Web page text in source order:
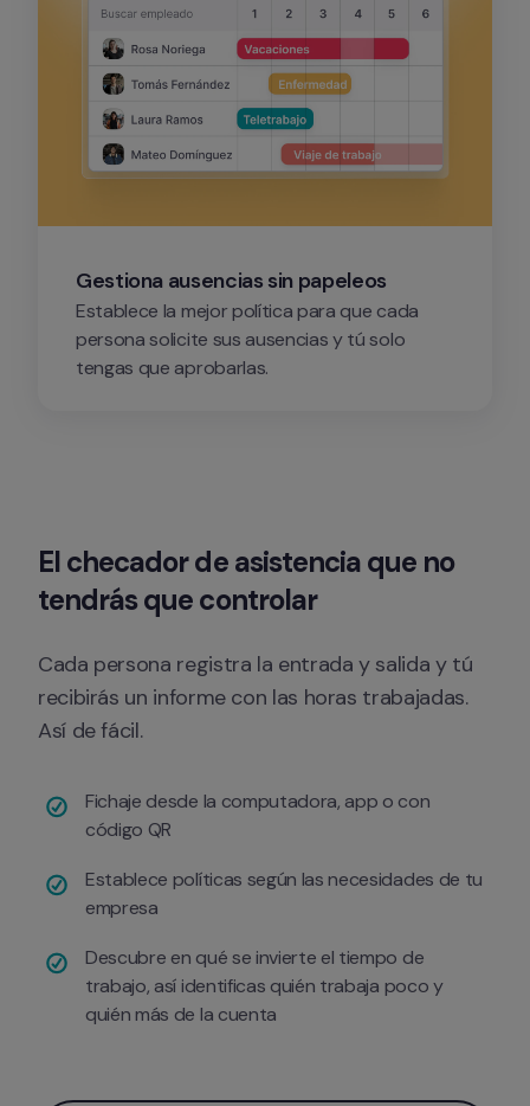
Gestiona ausencias sin papeleos
Establece la mejor política para que cada
persona solicite sus ausencias y tú solo
tengas que aprobarlas.
El checador de asistencia que no
tendrás que controlar
Cada persona registra la entrada y salida y tú
recibirás un informe con las horas trabajadas.
Así de fácil.
Fichaje desde la computadora, app o con
código QR
Establece políticas según las necesidades de tu
empresa
Descubre en qué se invierte el tiempo de
trabajo, así identificas quién trabaja poco y
quién más de la cuenta